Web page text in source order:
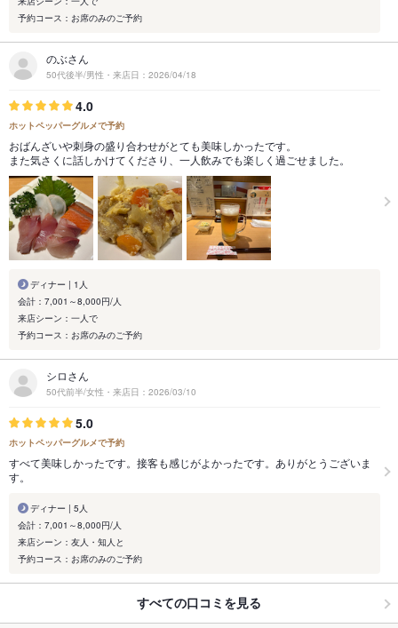
予約コース：お席のみのご予約
のぶさん
50代後半/男性・来店日：2026/04/18
4.0
ホットペッパーグルメで予約
おばんざいや刺身の盛り合わせがとても美味しかったです。
また気さくに話しかけてくださり、一人飲みでも楽しく過ごせました。
ディナー | 1人
会計：7,001～8,000円/人
来店シーン：一人で
予約コース：お席のみのご予約
シロさん
50代前半/女性・来店日：2026/03/10
5.0
ホットペッパーグルメで予約
すべて美味しかったです。接客も感じがよかったです。ありがとうございま
す。
ディナー | 5人
会計：7,001～8,000円/人
来店シーン：友人・知人と
予約コース：お席のみのご予約
すべての口コミを見る